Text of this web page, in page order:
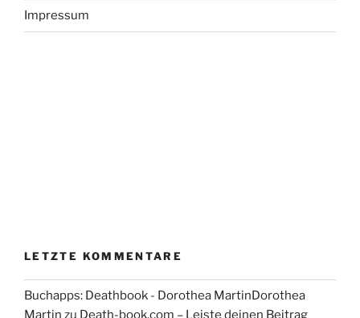
Impressum
LETZTE KOMMENTARE
Buchapps: Deathbook - Dorothea MartinDorothea
Martin zu Death-book.com – Leiste deinen Beitrag